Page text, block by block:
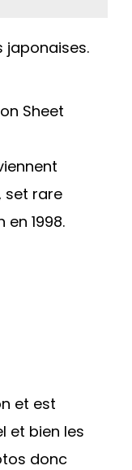
japonaises.
Sheet
set rare
1998.
et est
et bien les
donc